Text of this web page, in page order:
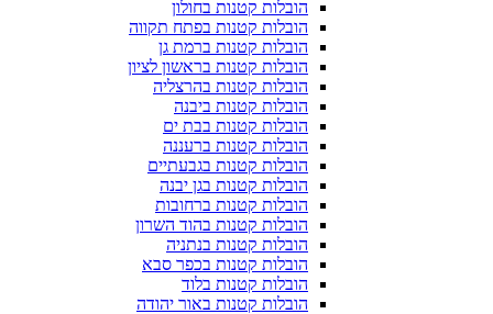
הובלות קטנות בחולון​
הובלות קטנות בפתח תקווה
הובלות קטנות ברמת גן
הובלות קטנות בראשון לציון
הובלות קטנות בהרצליה
הובלות קטנות ביבנה
הובלות קטנות בבת ים
הובלות קטנות ברעננה
הובלות קטנות בגבעתיים
הובלות קטנות בגן יבנה
הובלות קטנות ברחובות
הובלות קטנות בהוד השרון
הובלות קטנות בנתניה
הובלות קטנות בכפר סבא
הובלות קטנות בלוד
הובלות קטנות באור יהודה